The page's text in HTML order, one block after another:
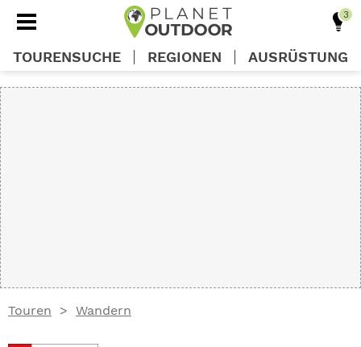
Touren Wandern
TOURENSUCHE REGIONEN AUSRÜSTUNG